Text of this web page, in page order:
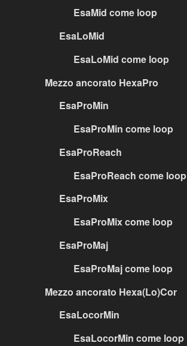
EsaMid come loop
EsaLoMid
EsaLoMid come loop
Mezzo ancorato HexaPro
EsaProMin
EsaProMin come loop
EsaProReach
EsaProReach come loop
EsaProMix
EsaProMix come loop
EsaProMaj
EsaProMaj come loop
Mezzo ancorato Hexa(Lo)Cor
EsaLocorMin
EsaLocorMin come loop